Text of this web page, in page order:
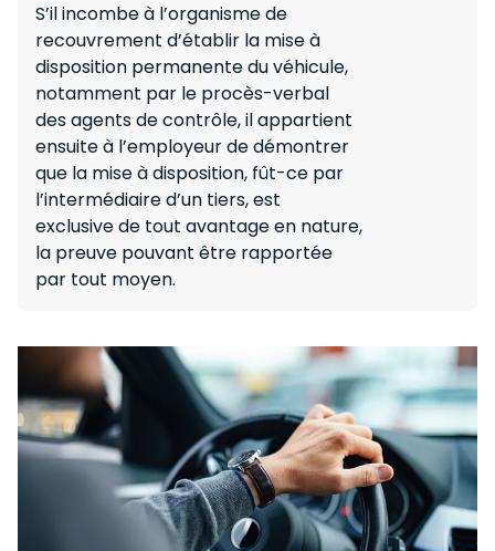
S’il incombe à l’organisme de
recouvrement d’établir la mise à
disposition permanente du véhicule,
notamment par le procès-verbal
des agents de contrôle, il appartient
ensuite à l’employeur de démontrer
que la mise à disposition, fût-ce par
l’intermédiaire d’un tiers, est
exclusive de tout avantage en nature,
la preuve pouvant être rapportée
par tout moyen.